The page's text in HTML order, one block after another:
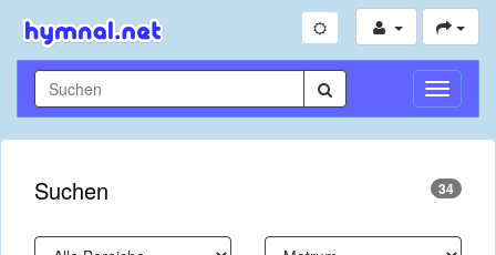
Suchen 34